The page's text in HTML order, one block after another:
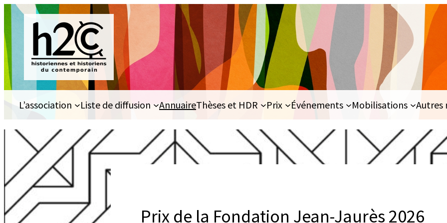
Aller
au
contenu
L’association Liste de diffusion AnnuaireThèses et HDR Prix Événements Mobilisations Autres
Prix de la Fondation Jean-Jaurès 2026